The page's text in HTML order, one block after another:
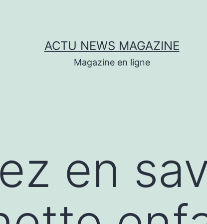
ACTU NEWS MAGAZINE
Magazine en ligne
en